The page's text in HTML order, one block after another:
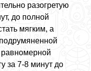
разогретую
до полной
мягким, а
за 7-8 минут до